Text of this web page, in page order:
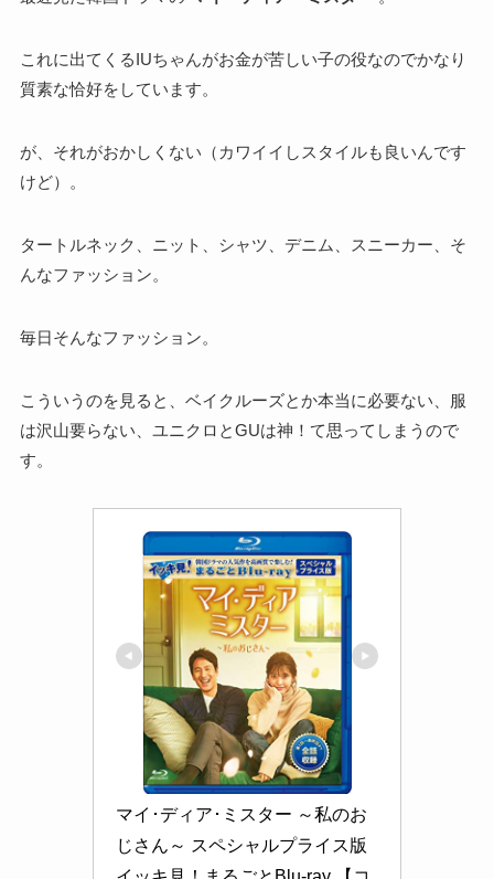
これに出てくるIUちゃんがお金が苦しい子の役なのでかなり
質素な恰好をしています。
が、それがおかしくない（カワイイしスタイルも良いんです
けど）。
タートルネック、ニット、シャツ、デニム、スニーカー、そ
んなファッション。
毎日そんなファッション。
こういうのを見ると、ベイクルーズとか本当に必要ない、服
は沢山要らない、ユニクロとGUは神！て思ってしまうので
す。
マイ･ディア･ミスター ～私のお
じさん～ スペシャルプライス版